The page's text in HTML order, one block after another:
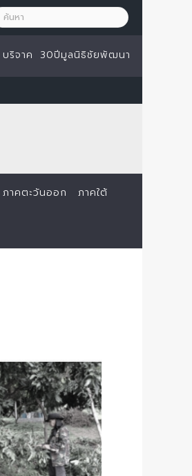
บริจาค 30ปีมูลนิธิชัยพัฒนา
ภาคตะวันออก ภาคใต้